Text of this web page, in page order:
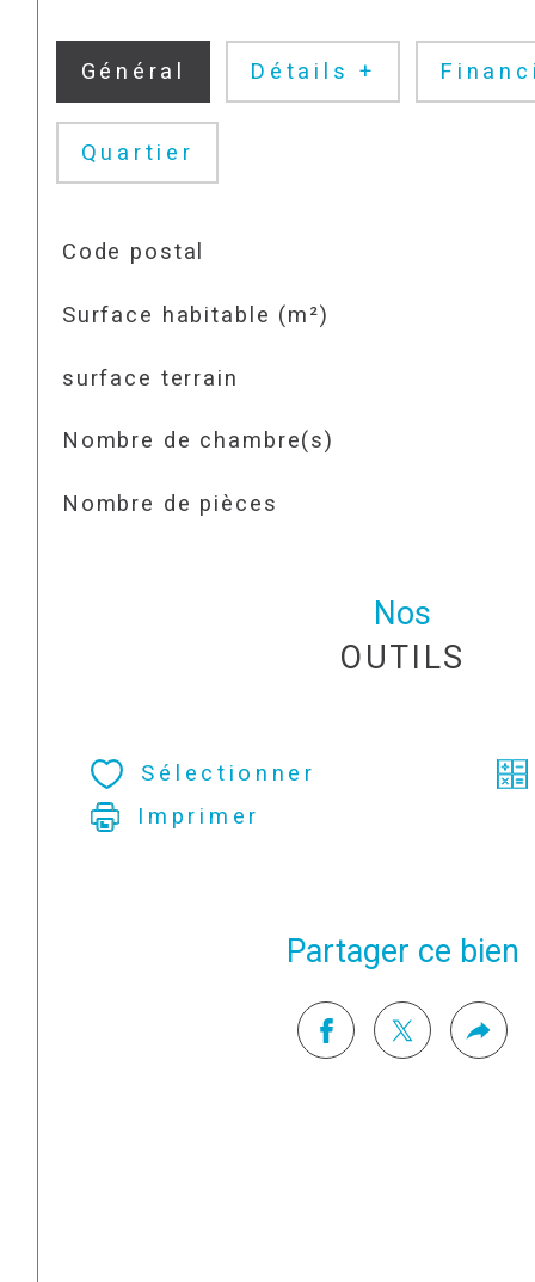
Général Détails +
Quartier
TRAD_SIROCCO_Caracteristique
Code postal
Surface habitable (m²)
surface terrain
Nombre de chambre(s)
Nombre de pièces
Nos
OUTILS
Sélectionner
Imprimer
Partager ce bien